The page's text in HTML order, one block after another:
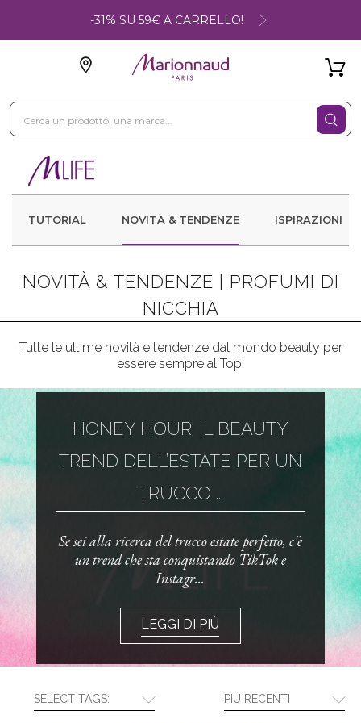
-31% SU 59€ A CARRELLO!
TUTORIAL NOVITÀ & TENDENZE ISPIRAZIONI
NOVITÀ & TENDENZE | PROFUMI DI
NICCHIA
Tutte le ultime novità e tendenze dal mondo beauty per
essere sempre al Top!
HONEY HOUR: IL BEAUTY
TREND DELL’ESTATE PER UN
TRUCCO ...
Se sei alla ricerca del trucco estate perfetto, c'è
un trend che sta conquistando TikTok e
Instagr...
LEGGI DI PIÙ
SELECT TAGS: PIÙ RECENTI